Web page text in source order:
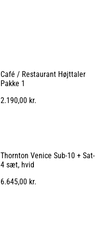
Café / Restaurant Højttaler
Pakke 1
2.190,00 kr.
Thornton Venice Sub-10 + Sat-
4 sæt, hvid
6.645,00 kr.